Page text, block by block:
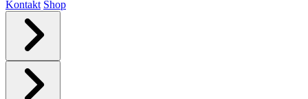
Kontakt Shop